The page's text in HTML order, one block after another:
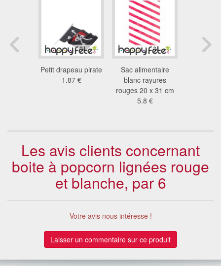
Petit drapeau pirate
1.87 €
Sac alimentaire
blanc rayures
rouges 20 x 31 cm
5.8 €
Les avis clients concernant
boite à popcorn lignées rouge
et blanche, par 6
Votre avis nous intéresse !
Laisser un commentaire sur ce produit